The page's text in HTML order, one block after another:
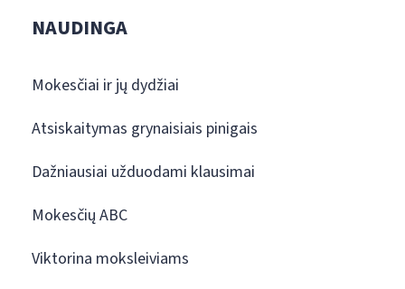
NAUDINGA
Mokesčiai ir jų dydžiai
Atsiskaitymas grynaisiais pinigais
Dažniausiai užduodami klausimai
Mokesčių ABC
Viktorina moksleiviams